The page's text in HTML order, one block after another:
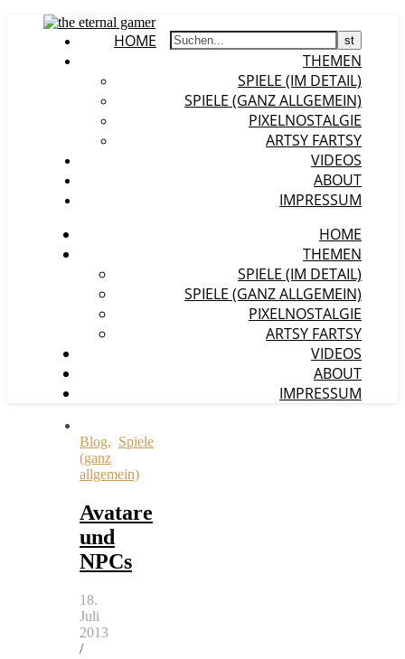
HOME
THEMEN
SPIELE (IM DETAIL)
SPIELE (GANZ ALLGEMEIN)
PIXELNOSTALGIE
ARTSY FARTSY
VIDEOS
ABOUT
IMPRESSUM
HOME
THEMEN
SPIELE (IM DETAIL)
SPIELE (GANZ ALLGEMEIN)
PIXELNOSTALGIE
ARTSY FARTSY
VIDEOS
ABOUT
IMPRESSUM
Blog, Spiele
(ganz
allgemein)
Avatare
und
NPCs
18.
Juli
2013
/